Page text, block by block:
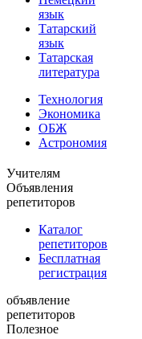
язык
Татарский
язык
Татарская
литература
Технология
Экономика
ОБЖ
Астрономия
Учителям
Объявления
репетиторов
Каталог
репетиторов
Бесплатная
регистрация
объявление
репетиторов
Полезное